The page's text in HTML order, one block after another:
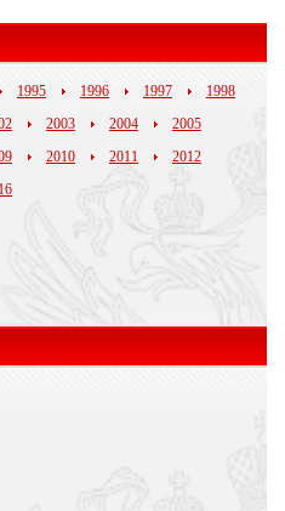
1995 1996 1997
1998
2003 2004
2005
2010 2011
2012